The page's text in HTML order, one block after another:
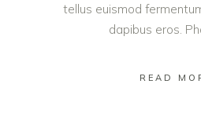
tellus euismod
dapibus eros.
READ